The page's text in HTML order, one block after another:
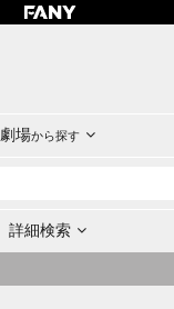
劇場から探す
詳細検索